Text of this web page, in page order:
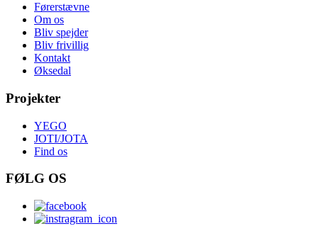
Førerstævne
Om os
Bliv spejder
Bliv frivillig
Kontakt
Øksedal
Projekter
YEGO
JOTI/JOTA
Find os
FØLG OS